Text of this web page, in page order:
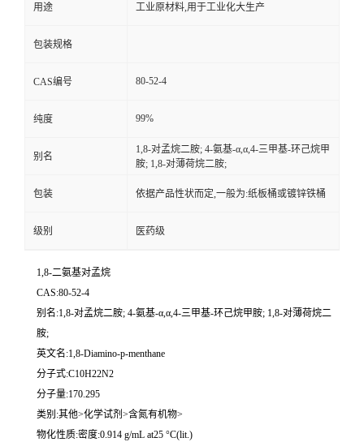
用途 工业原材料,用于工业化大生产
包装规格
CAS编号 80-52-4
纯度 99%
别名
1,8-对孟烷二胺; 4-氨基-α,α,4-三甲基-环己烷甲
胺; 1,8-对薄荷烷二胺;
包装 依据产品性状而定,一般为:纸板桶或镀锌铁桶
级别 医药级
1,8-二氨基对孟烷
CAS:80-52-4
别名:1,8-对孟烷二胺; 4-氨基-α,α,4-三甲基-环己烷甲胺; 1,8-对薄荷烷二
胺;
英文名:1,8-Diamino-p-menthane
分子式:C10H22N2
分子量:170.295
类别:其他>化学试剂>含氮有机物>
物化性质:密度:0.914 g/mL at25 °C(lit.)